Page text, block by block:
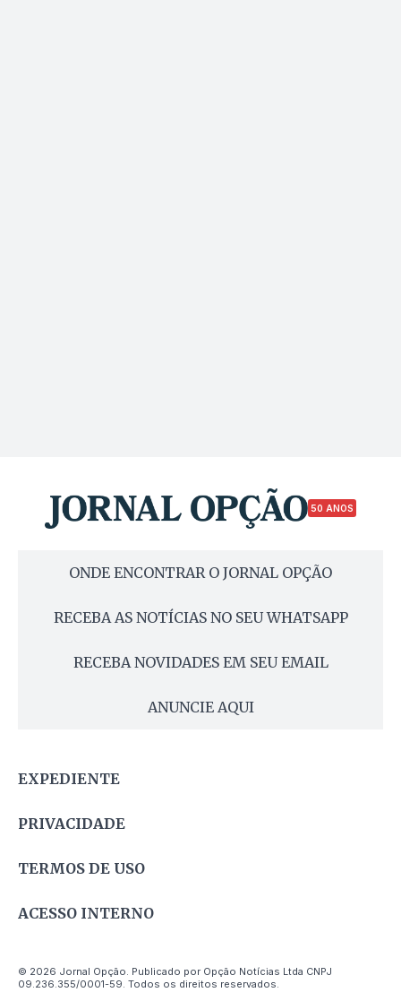
50 ANOS
ONDE ENCONTRAR O JORNAL OPÇÃO
RECEBA AS NOTÍCIAS NO SEU WHATSAPP
RECEBA NOVIDADES EM SEU EMAIL
ANUNCIE AQUI
EXPEDIENTE
PRIVACIDADE
TERMOS DE USO
ACESSO INTERNO
© 2026 Jornal Opção. Publicado por Opção Notícias Ltda CNPJ
09.236.355/0001-59. Todos os direitos reservados.